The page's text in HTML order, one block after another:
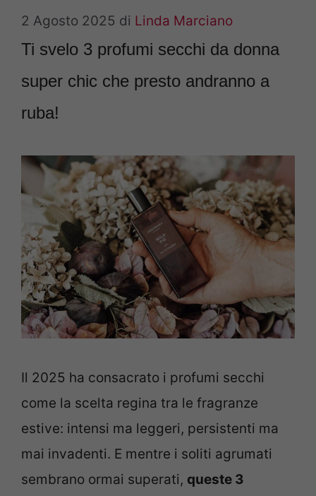
2 Agosto 2025 di Linda Marciano
Ti svelo 3 profumi secchi da donna
super chic che presto andranno a
ruba!
Il 2025 ha consacrato i profumi secchi
come la scelta regina tra le fragranze
estive: intensi ma leggeri, persistenti ma
mai invadenti. E mentre i soliti agrumati
sembrano ormai superati, queste 3